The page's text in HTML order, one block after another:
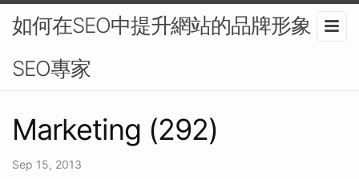
如何在SEO中提升網站的品牌形象？-
SEO專家
Marketing (292)
Sep 15, 2013